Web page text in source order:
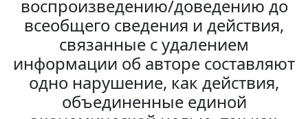
воспроизведению/доведению до
всеобщего сведения и действия,
связанные с удалением
информации об авторе составляют
одно нарушение, как действия,
объединенные единой